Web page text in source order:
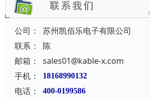
公司：
苏州凯佰乐电子有限公司
联系：
陈
邮箱：
sales01@kable-x.com
手机：
18168990132
电话： 400-0199586